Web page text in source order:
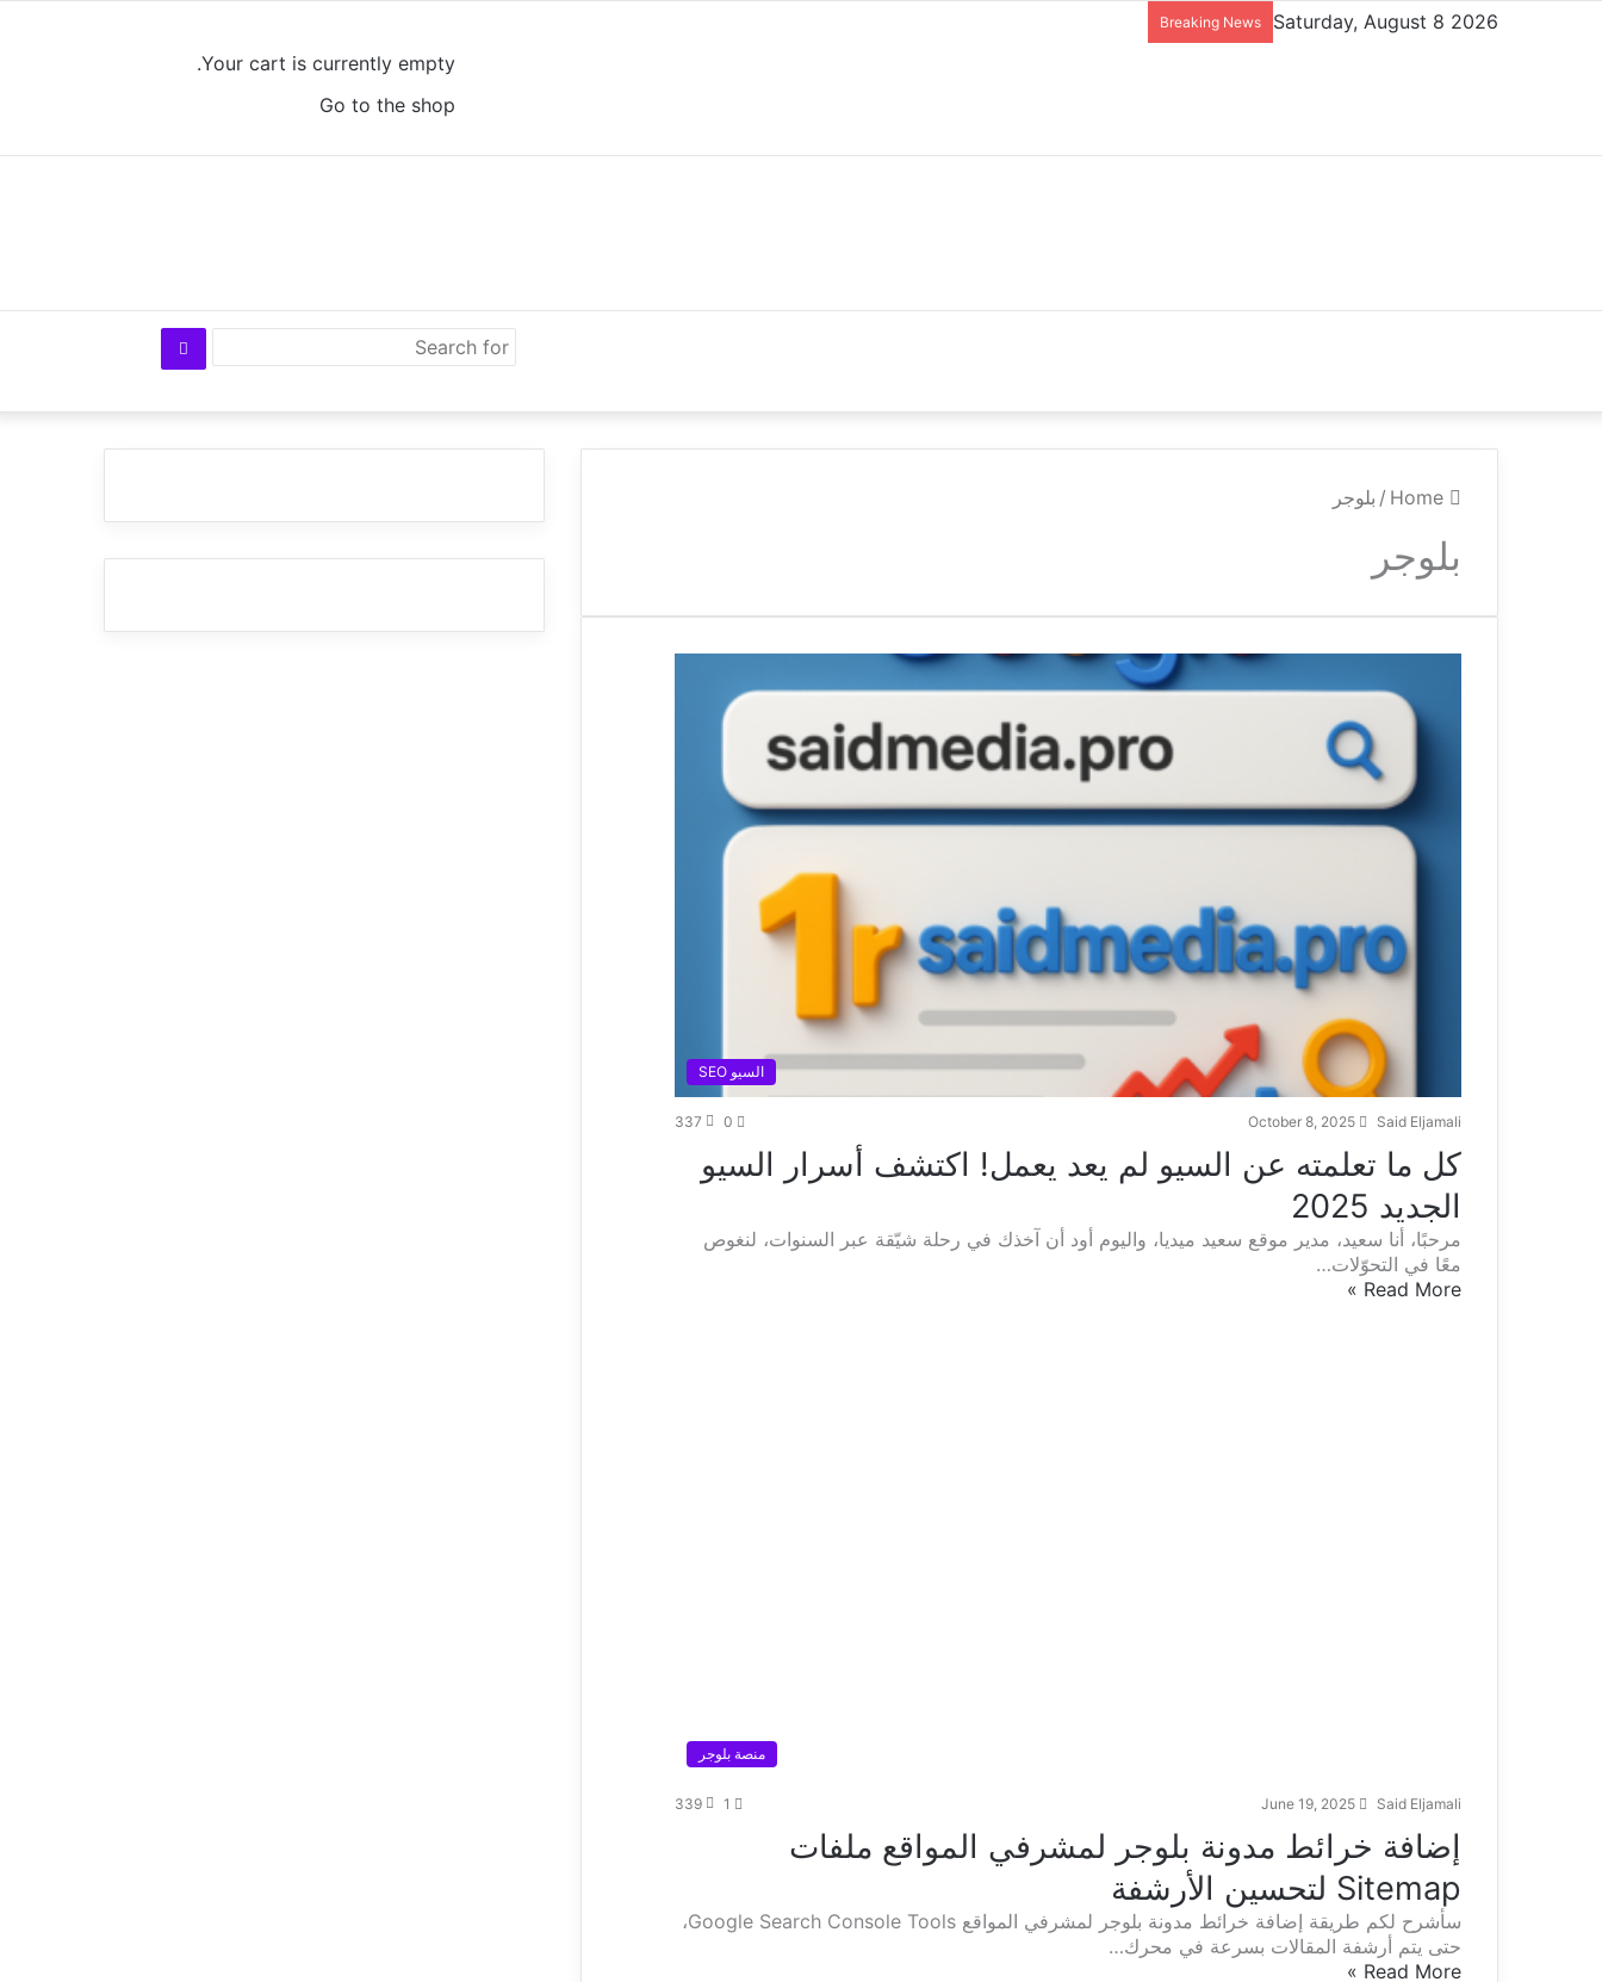
Saturday, August 8 2026
Breaking News
your
shopping
Your cart is currently empty.
Go to the shop
Article
Search
/ بلوجر
بلوجر
السيو SEO
Said Eljamali
October 8, 2025
0
337
كل ما تعلمته عن السيو لم يعد يعمل! اكتشف أسرار السيو
الجديد 2025
مرحبًا، أنا سعيد، مدير موقع سعيد ميديا، واليوم أود أن آخذك في رحلة شيّقة عبر السنوات، لنغوص
معًا في التحوّلات…
Read More »
منصة بلوجر
Said Eljamali
June 19, 2025
1
339
إضافة خرائط مدونة بلوجر لمشرفي المواقع ملفات
Sitemap لتحسين الأرشفة
سأشرح لكم طريقة إضافة خرائط مدونة بلوجر لمشرفي المواقع Google Search Console Tools،
حتى يتم أرشفة المقالات بسرعة في محرك…
Read More »